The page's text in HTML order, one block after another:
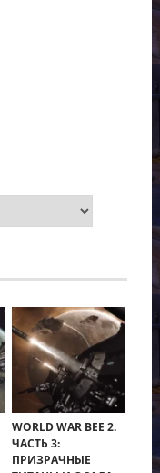
WORLD WAR BEE 2.
ЧАСТЬ 3:
ПРИЗРАЧНЫЕ